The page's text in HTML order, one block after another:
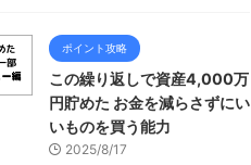
ポイント攻略
この繰り返しで資産4,000万
円貯めた お金を減らさずにい
いものを買う能力
2025/8/17